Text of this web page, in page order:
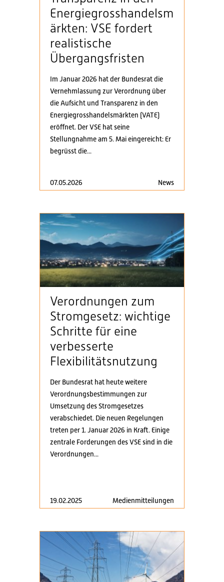
Energiegrosshandelsm
ärkten: VSE fordert
realistische
Übergangsfristen
Im Januar 2026 hat der Bundesrat die
Vernehmlassung zur Verordnung über
die Aufsicht und Transparenz in den
Energiegrosshandelsmärkten (VATE)
eröffnet. Der VSE hat seine
Stellungnahme am 5. Mai eingereicht: Er
begrüsst die...
07.05.2026 News
Verordnungen zum
Stromgesetz: wichtige
Schritte für eine
verbesserte
Flexibilitätsnutzung
Der Bundesrat hat heute weitere
Verordnungsbestimmungen zur
Umsetzung des Stromgesetzes
verabschiedet. Die neuen Regelungen
treten per 1. Januar 2026 in Kraft. Einige
zentrale Forderungen des VSE sind in die
Verordnungen...
19.02.2025 Medienmitteilungen